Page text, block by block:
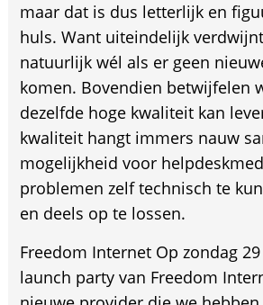
maar dat is dus letterlijk en
huls. Want uiteindelijk verdwijnt
natuurlijk wél als er geen
komen. Bovendien betwijfelen
dezelfde hoge kwaliteit kan
kwaliteit hangt immers nauw
mogelijkheid voor
problemen zelf technisch te
en deels op te lossen.
Freedom Internet Op zondag
launch party van Freedom